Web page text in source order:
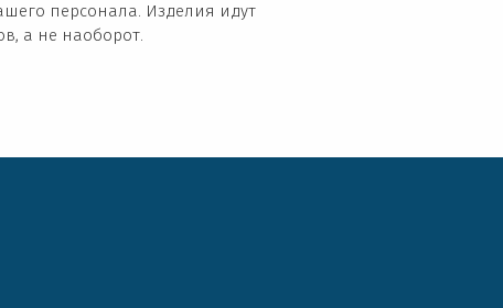
персонала. Изделия идут
а не наоборот.